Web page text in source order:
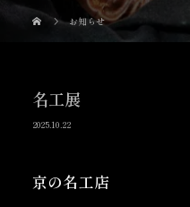
お知らせ
名工展
2025.10.22
京の名工店